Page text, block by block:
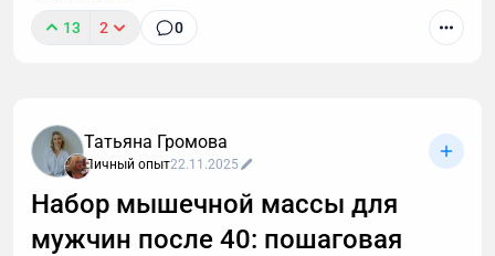
13 2 0
Татьяна Громова
Личный опыт22.11.2025
Набор мышечной массы для
мужчин после 40: пошаговая